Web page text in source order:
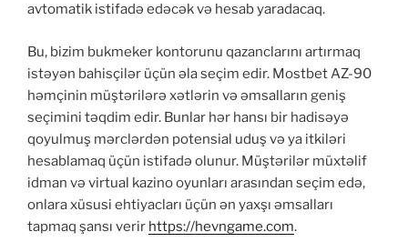
avtomatik istifadə edəcək və hesab yaradacaq.
Bu, bizim bukmeker kontorunu qazanclarını artırmaq
istəyən bahisçilər üçün əla seçim edir. Mostbet AZ-90
həmçinin müştərilərə xətlərin və əmsalların geniş
seçimini təqdim edir. Bunlar hər hansı bir hadisəyə
qoyulmuş mərclərdən potensial uduş və ya itkiləri
hesablamaq üçün istifadə olunur. Müştərilər müxtəlif
idman və virtual kazino oyunları arasından seçim edə,
onlara xüsusi ehtiyacları üçün ən yaxşı əmsalları
tapmaq şansı verir https://hevngame.com.